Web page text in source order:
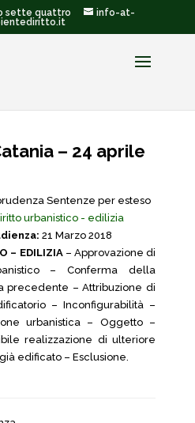
sette quattro
info-at-
– 24 aprile
Sentenze per esteso
urbanistico - edilizia
21 Marzo 2018
– EDILIZIA– Approvazione di
– Conferma della
precedente – Attribuzione di
– Inconfigurabilità –
urbanistica – Oggetto –
realizzazione di ulteriore
edificato – Esclusione.